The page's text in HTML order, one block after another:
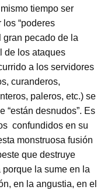
tiempo ser
“poderes
gran pecado de la
de los ataques
a los servidores
curanderos,
paleros, etc.) se
“están desnudos”. Es
confundidos en su
monstruosa fusión
que destruye
la sume en la
en la angustia, en el